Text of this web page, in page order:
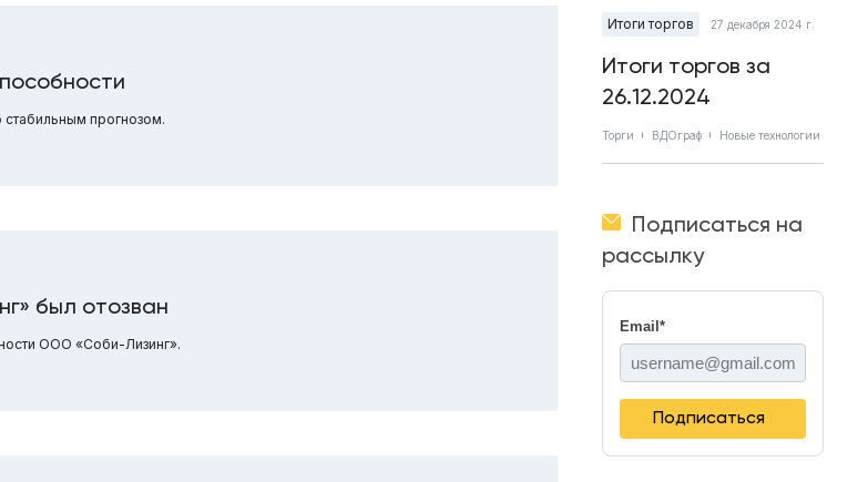
прогнозом.
был отозван
ООО «Соби-Лизинг».
Итоги торгов 27 декабря 2024 г.
Итоги торгов за
26.12.2024
Торги ВДОграф Новые технологии
Подписаться на
рассылку
Email *
Подписаться